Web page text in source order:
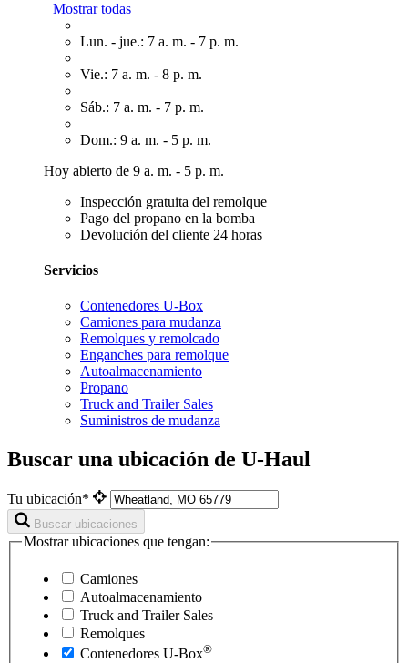
Mostrar todas
Lun. - jue.: 7 a. m. - 7 p. m.
Vie.: 7 a. m. - 8 p. m.
Sáb.: 7 a. m. - 7 p. m.
Dom.: 9 a. m. - 5 p. m.
Hoy abierto de 9 a. m. - 5 p. m.
Inspección gratuita del remolque
Pago del propano en la bomba
Devolución del cliente 24 horas
Servicios
Contenedores U-Box
Camiones para mudanza
Remolques y remolcado
Enganches para remolque
Autoalmacenamiento
Propano
Truck and Trailer Sales
Suministros de mudanza
Buscar una ubicación de U-Haul
Tu ubicación*
Buscar ubicaciones
Mostrar ubicaciones que tengan:
Camiones
Autoalmacenamiento
Truck and Trailer Sales
Remolques
Contenedores U-Box®